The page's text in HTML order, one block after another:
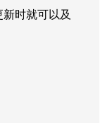
时就可以及